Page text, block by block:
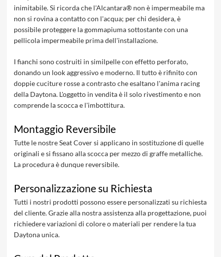
inimitabile. Si ricorda che l'Alcantara® non è impermeabile ma
non si rovina a contatto con l'acqua; per chi desidera, è
possibile proteggere la gommapiuma sottostante con una
pellicola impermeabile prima dell'installazione.
I fianchi sono costruiti in similpelle con effetto perforato,
donando un look aggressivo e moderno. Il tutto è rifinito con
doppie cuciture rosse a contrasto che esaltano l'anima racing
della Daytona. L'oggetto in vendita è il solo rivestimento e non
comprende la scocca e l'imbottitura.
Montaggio Reversibile
Tutte le nostre Seat Cover si applicano in sostituzione di quelle
originali e si fissano alla scocca per mezzo di graffe metalliche.
La procedura è dunque reversibile.
Personalizzazione su Richiesta
Tutti i nostri prodotti possono essere personalizzati su richiesta
del cliente. Grazie alla nostra assistenza alla progettazione, puoi
richiedere variazioni di colore o materiali per rendere la tua
Daytona unica.